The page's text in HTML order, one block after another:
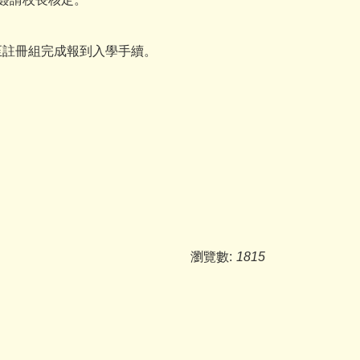
冊組完成報到入學手續。
瀏覽數: 1815